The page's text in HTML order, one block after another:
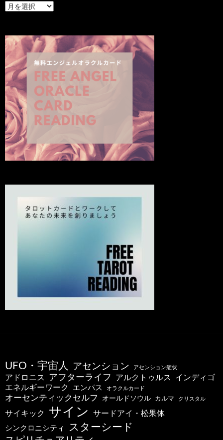
最
新
稿
UFO・宇宙人 アセンション アセンション症状
アドロニス アフターライフ アルクトゥルス インディゴ
エネルギーワーク エンパス オラクルカード
オーセンティックセルフ オールドソウル カルマ クリスタル
サイキック サイン サードアイ・松果体
シンクロニシティ スターシード